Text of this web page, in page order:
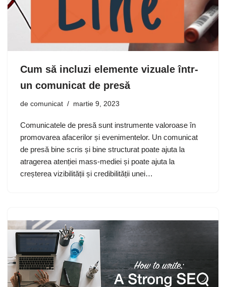
Cum să incluzi elemente vizuale într-
un comunicat de presă
de comunicat martie 9, 2023
Comunicatele de presă sunt instrumente valoroase în
promovarea afacerilor și evenimentelor. Un comunicat
de presă bine scris și bine structurat poate ajuta la
atragerea atenției mass-mediei și poate ajuta la
creșterea vizibilității și credibilității unei…